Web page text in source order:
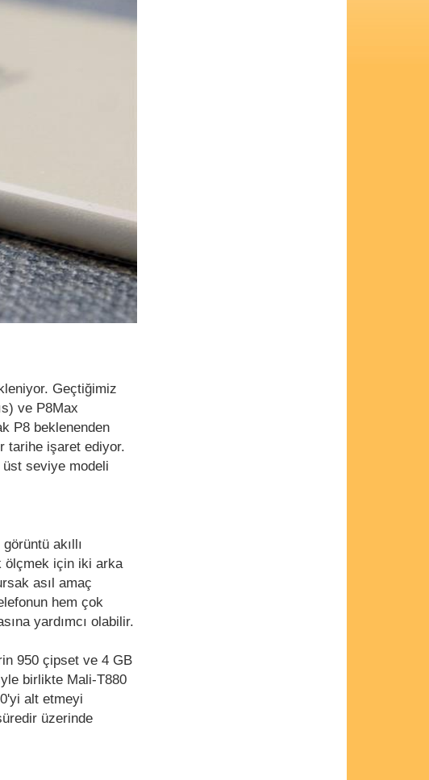
Geçtiğimiz
ve P8Max
P8 beklenenden
tarihe işaret ediyor.
üst seviye modeli
akıllı
ölçmek için iki arka
asıl amaç
hem çok
yardımcı olabilir.
950 çipset ve 4 GB
birlikte Mali-T880
alt etmeyi
üzerinde